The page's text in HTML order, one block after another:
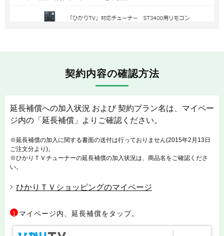
契約内容の確認方法
延長補償への加入状況 および 契約プラン名は、マイペー
ジ内の「延長補償」よりご確認ください。
※延長補償の加入に関する書面の送付は行っておりません(2015年2月13日
ご注文分より)。
※ひかりＴＶチューナーの延長補償の加入状況は、商品名をご確認くださ
い。
ひかりＴＶショッピングのマイページ
1 マイページ内、延長補償をタップ。